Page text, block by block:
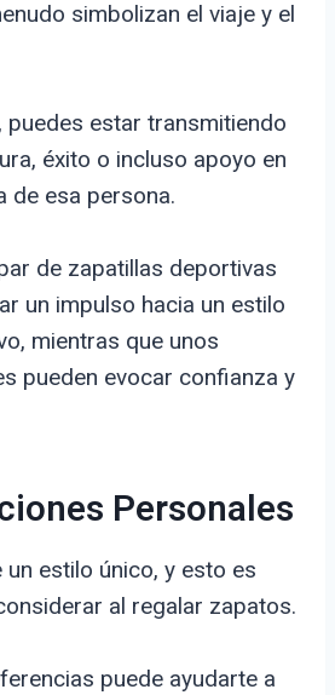
simbolizan el viaje y el
puedes estar transmitiendo
éxito o incluso apoyo en
de esa persona.
de zapatillas deportivas
un impulso hacia un estilo
mientras que unos
pueden evocar confianza y
Personales
un estilo único, y esto es
al regalar zapatos.
puede ayudarte a